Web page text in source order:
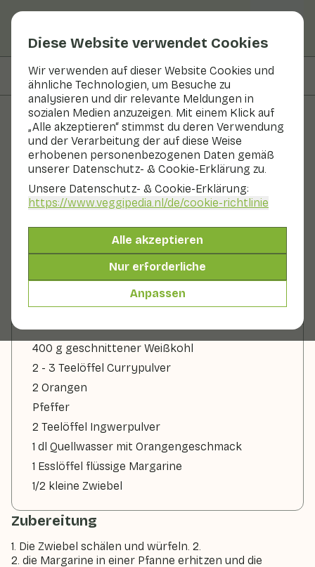
Diese Website verwendet Cookies
Wir verwenden auf dieser Website Cookies und
ähnliche Technologien, um Besuche zu
analysieren und dir relevante Meldungen in
sozialen Medien anzuzeigen. Mit einem Klick auf
„Alle akzeptieren“ stimmst du deren Verwendung
und der Verarbeitung der auf diese Weise
erhobenen personenbezogenen Daten gemäß
unserer Datenschutz- & Cookie-Erklärung zu.
Unsere Datenschutz- & Cookie-Erklärung:
https://www.veggipedia.nl/de/cookie-richtlinie
Alle akzeptieren
Nur erforderliche
Anpassen
Auf dieser Seite Zubereitung
Rezepte
Weißkohlsalat mit Orange
Beilage 2 Personen 10 - 20 min
Mit saisonalen Produkten
&130 g Obst p. P.
400 g geschnittener Weißkohl
2 - 3 Teelöffel Currypulver
2 Orangen
Pfeffer
2 Teelöffel Ingwerpulver
1 dl Quellwasser mit Orangengeschmack
1 Esslöffel flüssige Margarine
1/2 kleine Zwiebel
Zubereitung
1. Die Zwiebel schälen und würfeln. 2.
2. die Margarine in einer Pfanne erhitzen und die